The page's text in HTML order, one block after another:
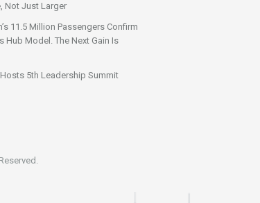
Not Just Larger
11.5 Million Passengers Confirm
Hub Model. The Next Gain Is
5th Leadership Summit